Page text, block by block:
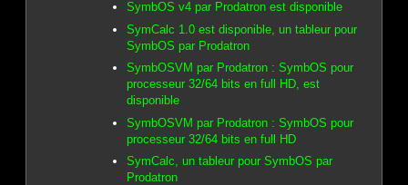
SymbOS v4 par Prodatron est disponible
SymCalc 1.0 est disponible, un tableur pour
SymbOS par Prodatron
SymbOSVM par Prodatron : SymbOS pour
processeur 32/64 bits en full HD, est
disponible
SymbOSVM par Prodatron : SymbOS pour
processeur 32/64 bits en full HD
SymCalc, un tableur pour SymbOS par
Prodatron